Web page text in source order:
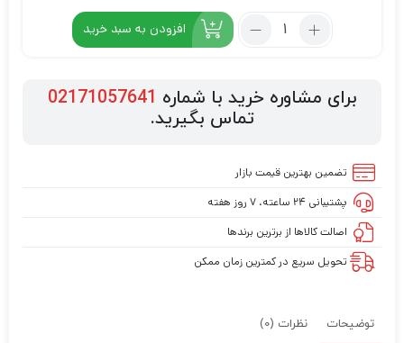
افزودن به سبد خرید
برای مشاوره خرید با شماره 02171057641
تماس بگیرید.
تضمین بهترین قیمت بازار
پشتیبانی ۲۴ ساعته، ۷ روز هفته
اصالت کالاها از برترین برندها
تحویل سریع در کمترین زمان ممکن
توضیحات نظرات (0)